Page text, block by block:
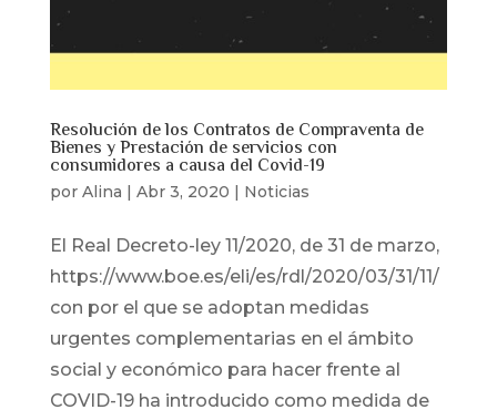
Resolución de los Contratos de Compraventa de
Bienes y Prestación de servicios con
consumidores a causa del Covid-19
por Alina Abr 3, 2020 Noticias
El Real Decreto-ley 11/2020, de 31 de marzo,
https://www.boe.es/eli/es/rdl/2020/03/31/11/
con por el que se adoptan medidas
urgentes complementarias en el ámbito
social y económico para hacer frente al
COVID-19 ha introducido como medida de